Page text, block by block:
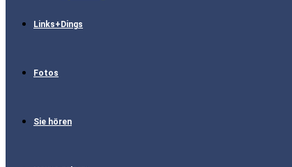
Links+Dings
Fotos
Sie hören